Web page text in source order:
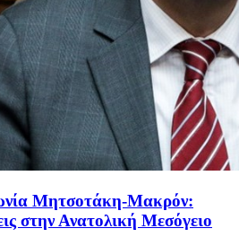
Μητσοτάκη-Μακρόν:
στην Ανατολική Μεσόγειο